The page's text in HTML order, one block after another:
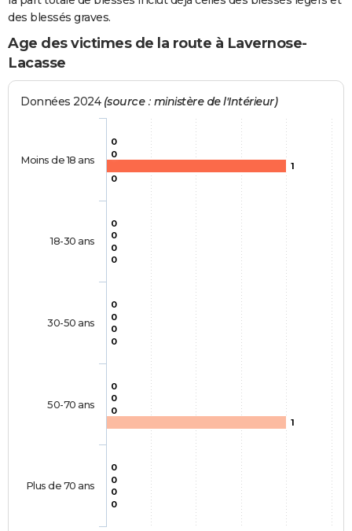
des blessés graves.
Age des victimes de la route à Lavernose-
Lacasse
Données 2024 (source : ministère de l'Intérieur)
0
0
0
0
0
0
0
0
0
0
1
0
0
0
0
0
0
0
1
0
Moins de 18 ans
18-30 ans
30-50 ans
50-70 ans
Plus de 70 ans